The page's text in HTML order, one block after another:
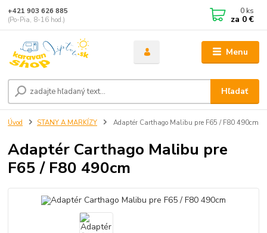
Menu
Hľadať
+421 903 626 885
(Po-Pia, 8-16 hod.)
0 ks
za 0 €
Úvod STANY A MARKÍZY Adaptér Carthago Malibu pre F65 / F80 490cm
Adaptér Carthago Malibu pre
F65 / F80 490cm